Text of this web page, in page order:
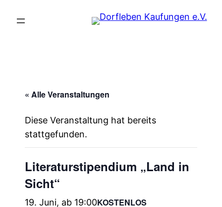
« Alle Veranstaltungen
Diese Veranstaltung hat bereits
stattgefunden.
Literaturstipendium „Land in
Sicht“
19. Juni, ab 19:00KOSTENLOS